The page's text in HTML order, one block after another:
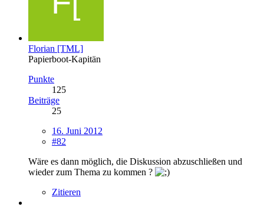
Florian [TML]
Papierboot-Kapitän
Punkte
125
Beiträge
25
16. Juni 2012
#82
Wäre es dann möglich, die Diskussion abzuschließen und
wieder zum Thema zu kommen ?
Zitieren